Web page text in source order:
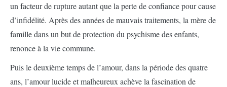
un facteur de rupture autant que la perte de confiance pour cause
d’infidélité. Après des années de mauvais traitements, la mère de
famille dans un but de protection du psychisme des enfants,
renonce à la vie commune.
Puis le deuxième temps de l’amour, dans la période des quatre
ans, l’amour lucide et malheureux achève la fascination de